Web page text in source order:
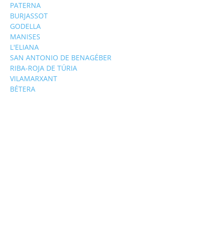
PATERNA
BURJASSOT
GODELLA
MANISES
L'ELIANA
SAN ANTONIO DE BENAGÉBER
RIBA-ROJA DE TÚRIA
VILAMARXANT
BÉTERA